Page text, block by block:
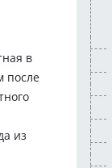
в
после
из